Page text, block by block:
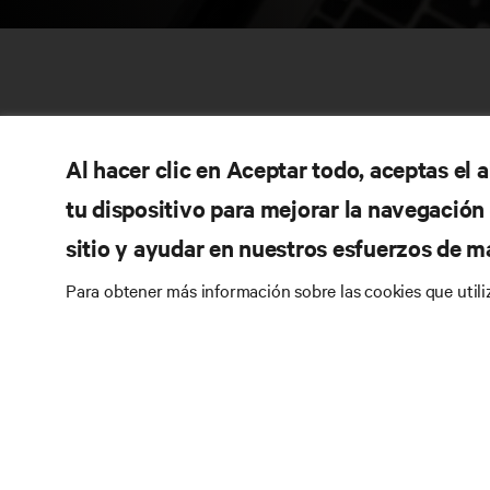
Al hacer clic en Aceptar todo, aceptas el
tu dispositivo para mejorar la
sitio y ayudar en nuestros esfuerzos de
Para obtener más información sobre las cookies que